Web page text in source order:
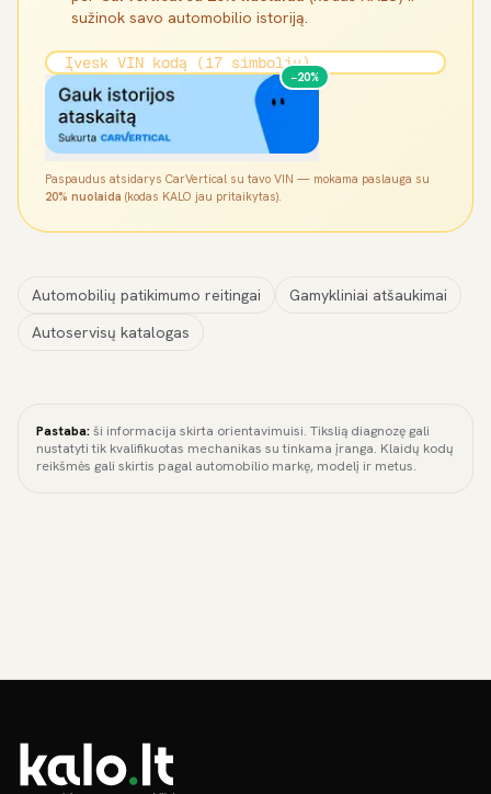
sužinok savo automobilio istoriją.
−20%
Paspaudus atsidarys CarVertical su tavo VIN — mokama paslauga su
20% nuolaida (kodas KALO jau pritaikytas).
Automobilių patikimumo reitingai
Gamykliniai atšaukimai
Autoservisų katalogas
Pastaba:ši informacija skirta orientavimuisi. Tikslią diagnozę gali
nustatyti tik kvalifikuotas mechanikas su tinkama įranga. Klaidų kodų
reikšmės gali skirtis pagal automobilio markę, modelį ir metus.